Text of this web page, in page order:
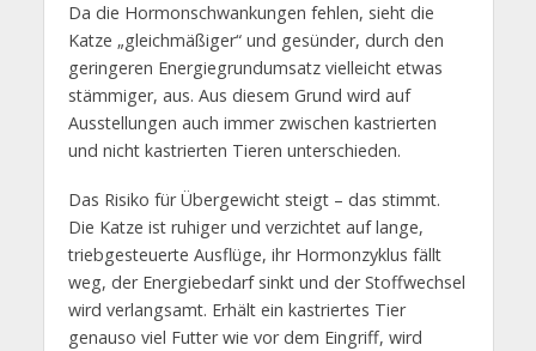
Da die Hormonschwankungen fehlen, sieht die
Katze „gleichmäßiger“ und gesünder, durch den
geringeren Energiegrundumsatz vielleicht etwas
stämmiger, aus. Aus diesem Grund wird auf
Ausstellungen auch immer zwischen kastrierten
und nicht kastrierten Tieren unterschieden.
Das Risiko für Übergewicht steigt – das stimmt.
Die Katze ist ruhiger und verzichtet auf lange,
triebgesteuerte Ausflüge, ihr Hormonzyklus fällt
weg, der Energiebedarf sinkt und der Stoffwechsel
wird verlangsamt. Erhält ein kastriertes Tier
genauso viel Futter wie vor dem Eingriff, wird